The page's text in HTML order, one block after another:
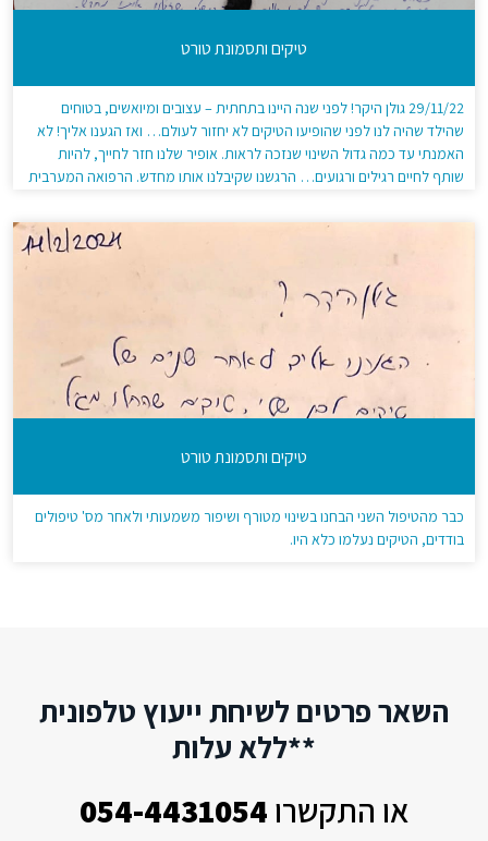
טיקים ותסמונת טורט
29/11/22 גולן היקר! לפני שנה היינו בתחתית – עצובים ומיואשים, בטוחים
שהילד שהיה לנו לפני שהופיעו הטיקים לא יחזור לעולם… ואז הגענו אליך! לא
האמנתי עד כמה גדול השינוי שנזכה לראות. אופיר שלנו חזר לחייך, להיות
שותף לחיים רגילים ורגועים… הרגשנו שקיבלנו אותו מחדש. הרפואה המערבית
טיקים ותסמונת טורט
כבר מהטיפול השני הבחנו בשינוי מטורף ושיפור משמעותי ולאחר מס' טיפולים
בודדים, הטיקים נעלמו כלא היו.
השאר פרטים לשיחת ייעוץ טלפונית
**ללא עלות
או התקשרו 054-4431054